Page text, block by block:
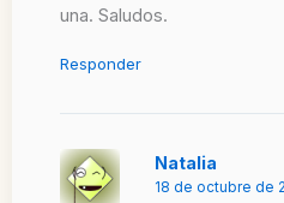
una. Saludos.
Responder
Natalia
18 de octubre de